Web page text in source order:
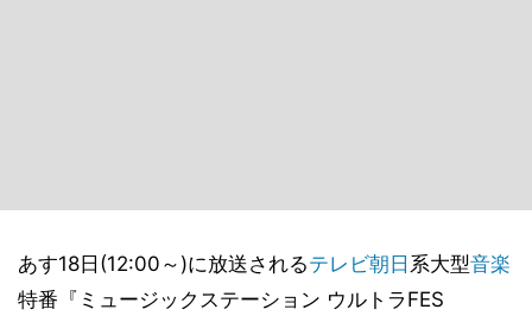
あす18日(12:00～)に放送されるテレビ朝日 系大型音楽
特番『ミュージックステーション ウルトラFES